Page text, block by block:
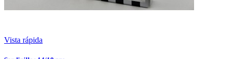
Vista rápida